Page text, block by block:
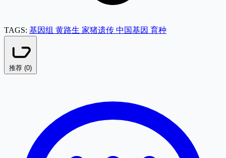
TAGS: 基因组 黄路生 家猪遗传 中国基因 育种
推荐 (0)